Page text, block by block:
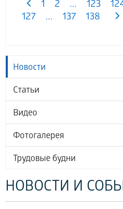
Новости
Статьи
Видео
Фотогалерея
Трудовые будни
НОВОСТИ И
1 2 ... 123
127
... 137 138